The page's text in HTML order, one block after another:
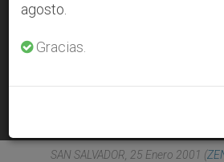
El Salvador: Cada parroquia, un centro
JAN 25, 2001 00:00
SAN SALVADOR, 25 Enero 2001 (
agosto.
Gracias.